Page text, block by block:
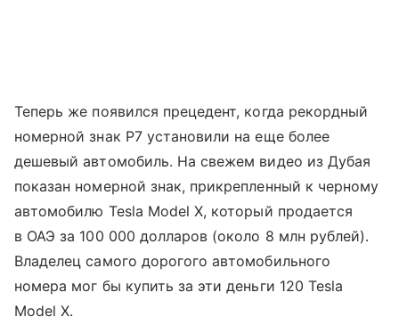
Теперь же появился прецедент, когда рекордный
номерной знак P7 установили на еще более
дешевый автомобиль. На свежем видео из Дубая
показан номерной знак, прикрепленный к черному
автомобилю Tesla Model X, который продается
в ОАЭ за 100 000 долларов (около 8 млн рублей).
Владелец самого дорогого автомобильного
номера мог бы купить за эти деньги 120 Tesla
Model X.